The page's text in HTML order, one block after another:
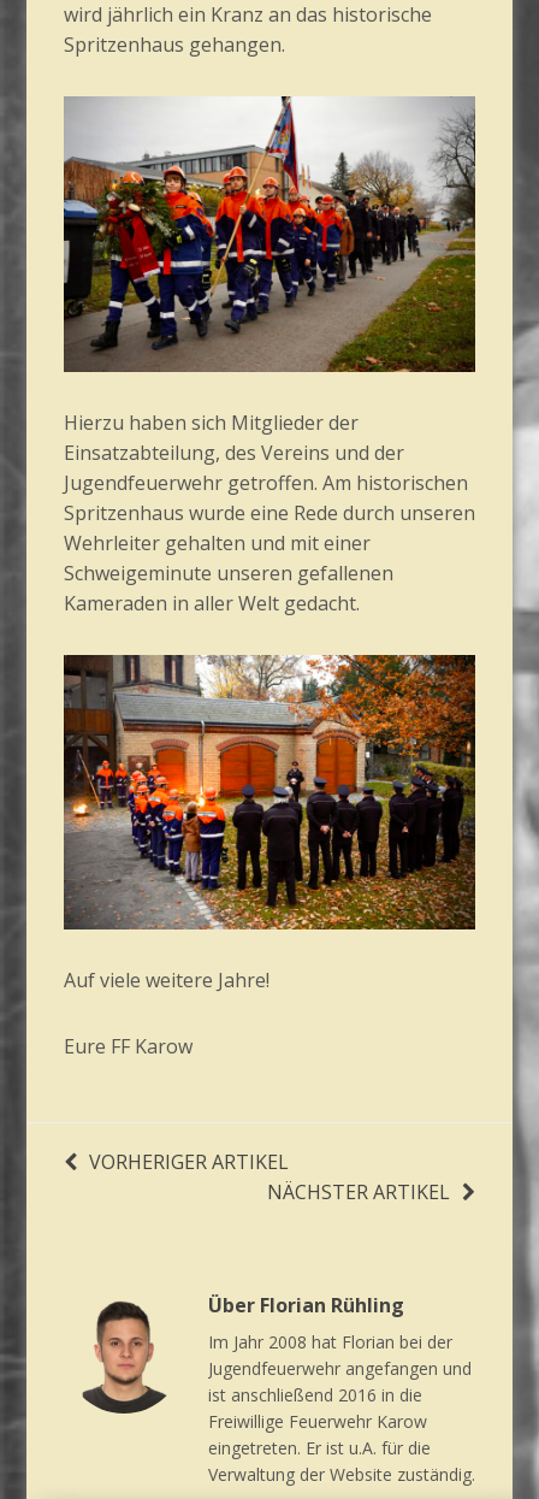
wird jährlich ein Kranz an das historische
Spritzenhaus gehangen.
Hierzu haben sich Mitglieder der
Einsatzabteilung, des Vereins und der
Jugendfeuerwehr getroffen. Am historischen
Spritzenhaus wurde eine Rede durch unseren
Wehrleiter gehalten und mit einer
Schweigeminute unseren gefallenen
Kameraden in aller Welt gedacht.
Auf viele weitere Jahre!
Eure FF Karow
VORHERIGER ARTIKEL
NÄCHSTER ARTIKEL
Über Florian Rühling
Im Jahr 2008 hat Florian bei der
Jugendfeuerwehr angefangen und
ist anschließend 2016 in die
Freiwillige Feuerwehr Karow
eingetreten. Er ist u.A. für die
Verwaltung der Website zuständig.